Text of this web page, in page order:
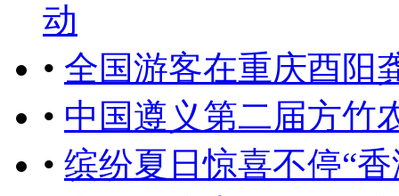
动
• 全国游客在重庆酉阳
• 中国遵义第二届方竹
• 缤纷夏日惊喜不停“